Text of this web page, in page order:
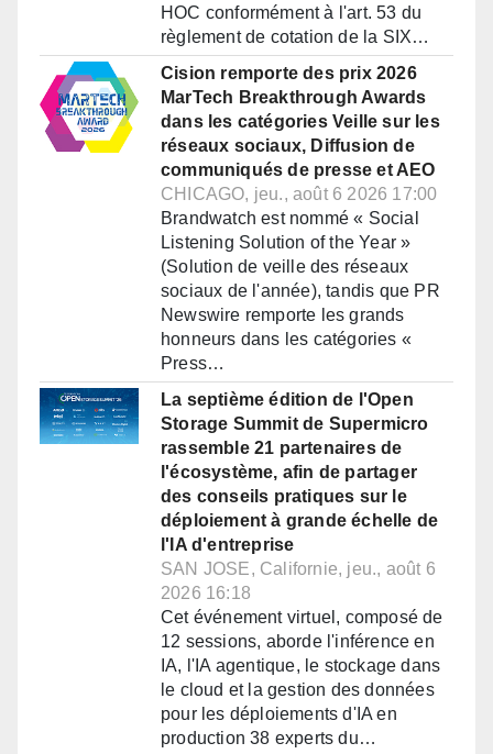
HOC conformément à l'art. 53 du
règlement de cotation de la SIX…
Cision remporte des prix 2026
MarTech Breakthrough Awards
dans les catégories Veille sur les
réseaux sociaux, Diffusion de
communiqués de presse et AEO
CHICAGO, jeu., août 6 2026 17:00
Brandwatch est nommé « Social
Listening Solution of the Year »
(Solution de veille des réseaux
sociaux de l'année), tandis que PR
Newswire remporte les grands
honneurs dans les catégories «
Press…
La septième édition de l'Open
Storage Summit de Supermicro
rassemble 21 partenaires de
l'écosystème, afin de partager
des conseils pratiques sur le
déploiement à grande échelle de
l'IA d'entreprise
SAN JOSE, Californie, jeu., août 6
2026 16:18
Cet événement virtuel, composé de
12 sessions, aborde l'inférence en
IA, l'IA agentique, le stockage dans
le cloud et la gestion des données
pour les déploiements d'IA en
production 38 experts du…